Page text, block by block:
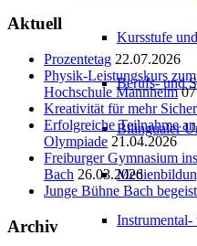
Kursstufe
Berufs- und
Bilingualer
Instrumental-
Aktuell
Prozentetag 22.07.2026
Physik-Leistungskurs
Hochschule Mannheim
Kreativität für mehr
Erfolgreiche Teilnahme
Olympiade 21.04.2026
Freiburger Gymnasium
Bach 26.03.2026
Junge Bühne Bach
Archiv